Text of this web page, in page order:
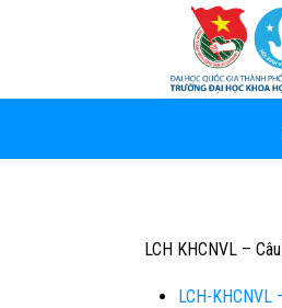
LCH KHCNVL –
LCH-KHCNVL